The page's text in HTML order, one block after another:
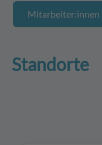
Mitarbeiter:innen
Standorte